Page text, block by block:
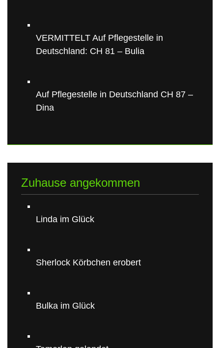
VERMITTELT Auf Pflegestelle in
Deutschland: CH 81 – Bulia
Auf Pflegestelle in Deutschland CH 87 –
Dina
Zuhause angekommen
Linda im Glück
Sherlock Körbchen erobert
Bulka im Glück